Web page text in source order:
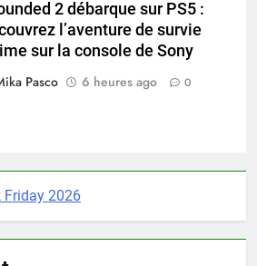
2 débarque sur PS5 :
l’aventure de survie
sur la console de Sony
Pasco
6 heures ago 0
Friday 2026